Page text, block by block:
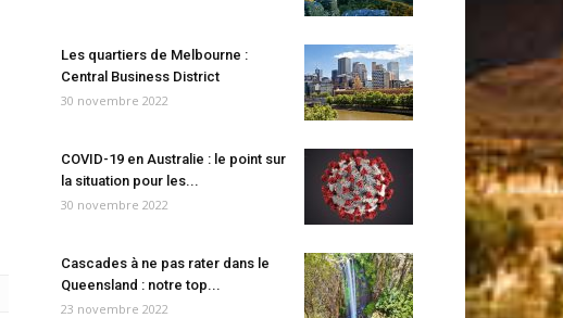
Les quartiers de Melbourne :
Central Business District
30 novembre 2022
COVID-19 en Australie : le point sur
la situation pour les...
30 novembre 2022
Cascades à ne pas rater dans le
Queensland : notre top...
23 novembre 2022